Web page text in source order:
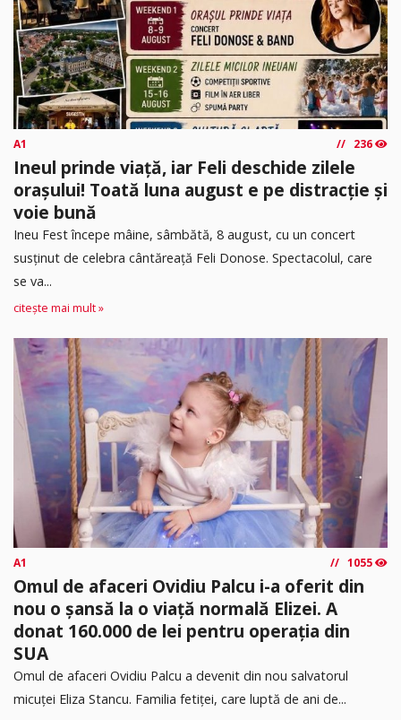
A1 236
Ineul prinde viață, iar Feli deschide zilele
orașului! Toată luna august e pe distracție și
voie bună
Ineu Fest începe mâine, sâmbătă, 8 august, cu un concert
susținut de celebra cântăreață Feli Donose. Spectacolul, care
se va...
citește mai mult »
A1 1055
Omul de afaceri Ovidiu Palcu i-a oferit din
nou o șansă la o viață normală Elizei. A
donat 160.000 de lei pentru operația din
SUA
Omul de afaceri Ovidiu Palcu a devenit din nou salvatorul
micuței Eliza Stancu. Familia fetiței, care luptă de ani de...